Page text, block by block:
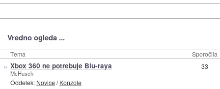
Vredno ogleda ...
Tema Sporočila
» Xbox 360 ne potrebuje Blu-raya
McHusch
Oddelek: Novice/Konzole
33